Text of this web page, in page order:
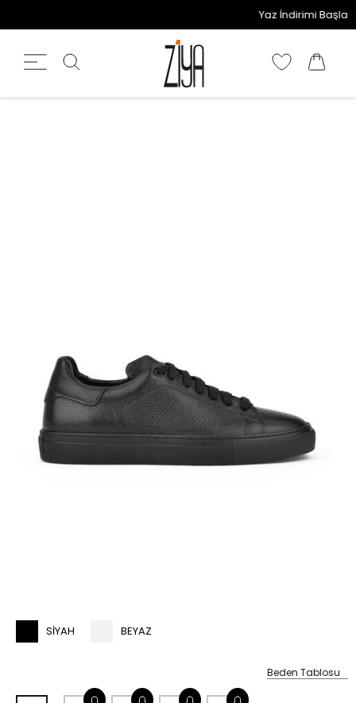
Yaz İndirimi
SIYAH BEYAZ
Beden Tablosu